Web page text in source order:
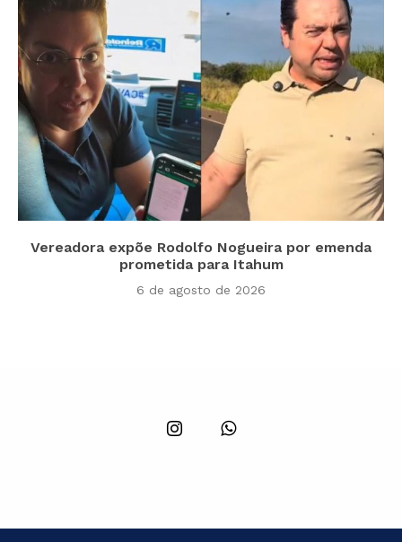
Vereadora expõe Rodolfo Nogueira por emenda
prometida para Itahum
6 de agosto de 2026